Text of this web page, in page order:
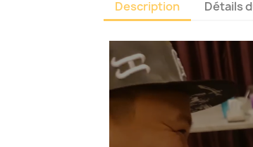
Description Détails